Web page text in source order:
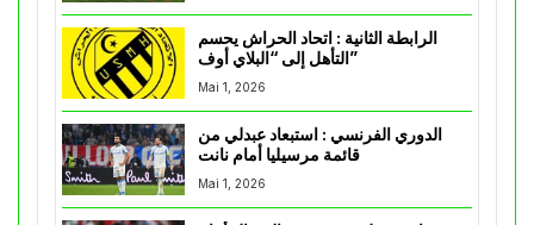
الرابطة الثانية : اتحاد الحراش يحسم
التأهل إلى “البلاي أوف”
Mai 1, 2026
الدوري الفرنسي : استبعاد عبدلي من
قائمة مرسيليا أمام نانت
Mai 1, 2026